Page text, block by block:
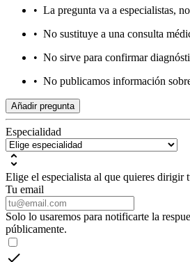
• La pregunta va a especialistas,
• No sustituye a una consulta
• No sirve para confirmar
• No publicamos información
Añadir pregunta
Especialidad
Elige el especialista al que quieres dirigir
Tu email
Solo lo usaremos para notificarte la
públicamente.